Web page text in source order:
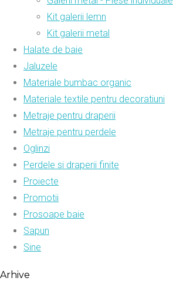
Kit galerii lemn
Kit galerii metal
Halate de baie
Jaluzele
Materiale bumbac organic
Materiale textile pentru decoratiuni
Metraje pentru draperii
Metraje pentru perdele
Oglinzi
Perdele si draperii finite
Proiecte
Promotii
Prosoape baie
Sapun
Sine
Arhive